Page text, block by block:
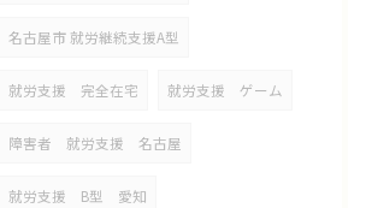
名古屋市 就労継続支援A型
就労支援 完全在宅 就労支援 ゲーム
障害者 就労支援 名古屋
就労支援 B型 愛知